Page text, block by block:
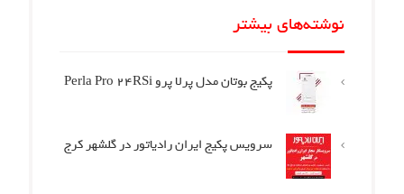
نوشته‌های بیشتر
پکیج بوتان مدل پرلا پرو Perla Pro 24RSi
سرویس پکیج ایران رادیاتور در گلشهر کرج